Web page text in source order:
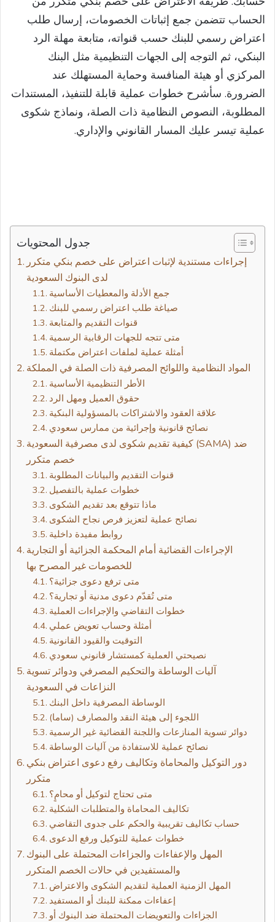
الحساب تتضمن جمع إثباتات الخصومات، إرسال طلب
اعتراض رسمي للبنك حسب قنواته، متابعة مهلة الرد
البنكي، ثم التوجه إلى الجهات التنظيمية مثل البنك
المركزي أو هيئة المنافسة وحماية المستهلك عند
الضرورة. سأشرح خطوات عملية قابلة للتنفيذ، المستندات
المطلوبة، النصوص النظامية ذات الصلة، ونماذج شكوى
عملية تيسر عليك المسار القانوني والإداري.
جدول المحتويات
إجراءات مستندية لإثبات اعتراض على خصم بنكي متكرر
لدى البنوك السعودية
جمع الأدلة والمعطيات الأساسية
صياغة طلب اعتراض رسمي للبنك
قنوات التقديم والمتابعة
متى تتجه للجهات الرقابية الرسمية
أمثلة عملية لملفات اعتراض مكتملة
المواد النظامية واللوائح المصرفية ذات الصلة في المملكة
الأطر التنظيمية الأساسية
حقوق العميل ومهل الرد
علاقة العقود والاشتراكات بالمسؤولية البنكية
نصائح قانونية وإجرائية من ممارس سعودي
كيفية تقديم شكوى لدى مصرفية السعودية (SAMA) ضد
خصم متكرر
قنوات التقديم والبيانات المطلوبة
خطوات عملية بالتفصيل
ماذا تتوقع بعد تقديم الشكوى
نصائح عملية لتعزيز فرص نجاح الشكوى
روابط مفيدة داخلية
الإجراءات القضائية أمام المحكمة الجزائية أو التجارية
للخصومات غير المصرح بها
متى ترفع دعوى جزائية؟
متى تُقدّم دعوى مدنية أو تجارية؟
خطوات التقاضي والإجراءات العملية
أمثلة وحساب تعويض عملي
التوقيت والقيود القانونية
نصيحتي العملية كمستشار قانوني سعودي
آليات الوساطة والتحكيم المصرفي ودوائر تسوية
النزاعات في السعودية
الوساطة المصرفية داخل البنك
اللجوء إلى هيئة النقد والمصارف (ساما)
دوائر تسوية المنازعات واللجنة القضائية غير الرسمية
نصائح عملية للاستفادة من آليات الوساطة
دور التوكيل والمحاماة وتكاليف رفع دعوى اعتراض بنكي
متكرر
متى تحتاج لتوكيل أو محامٍ؟
تكاليف المحاماة والمتطلبات الشكلية
حساب تكاليف تقريبية والحكم على جدوى التقاضي
خطوات عملية للتوكيل ورفع الدعوى
المهل والإعفاءات والجزاءات المحتملة على البنوك
والمستفيدين في حالات الخصم المتكرر
المهل الزمنية العملية لتقديم الشكوى والاعتراض
إعفاءات ممكنة للبنك أو المستفيد
الجزاءات والتعويضات المحتملة ضد البنوك أو